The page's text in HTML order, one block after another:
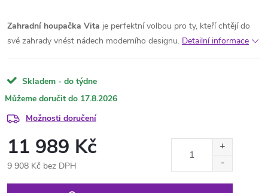
Zahradní houpačka Vita je perfektní volbou pro ty, kteří chtějí do
své zahrady vnést nádech moderního designu. Detailní informace
Skladem - do týdne
17.8.2026
Možnosti doručení
11 989 Kč
9 908 Kč bez DPH